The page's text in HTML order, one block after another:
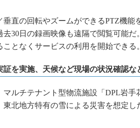
直の回転やズームができるPTZ機能
30日の録画映像も遠隔で閲覧可能だ
となくサービスの利用を開始できる。
を実施、天候など現場の状況確認な
ルチテナント型物流施設「DPL岩手
北地方特有の雪による災害を想定し